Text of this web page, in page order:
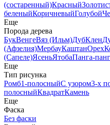
(состаренный)Красный
беленыйКоричневыйГолубой
Еще
Порода дерева
БукВенгеВяз (Ильм)ДубКлен
(Афзелия)МербауКаштанОрех
(Сапеле)ЯсеньЯтобаПанга-
Еще
Тип рисунка
Ромб1-полосныйС узором3-х
полосныйКвадратКамень
Еще
Фаска
Без фаски